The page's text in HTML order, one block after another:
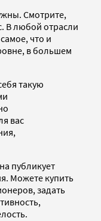
Смотрите,
В любой отрасли
что и
в большем
такую
вас
публикует
Можете купить
задать